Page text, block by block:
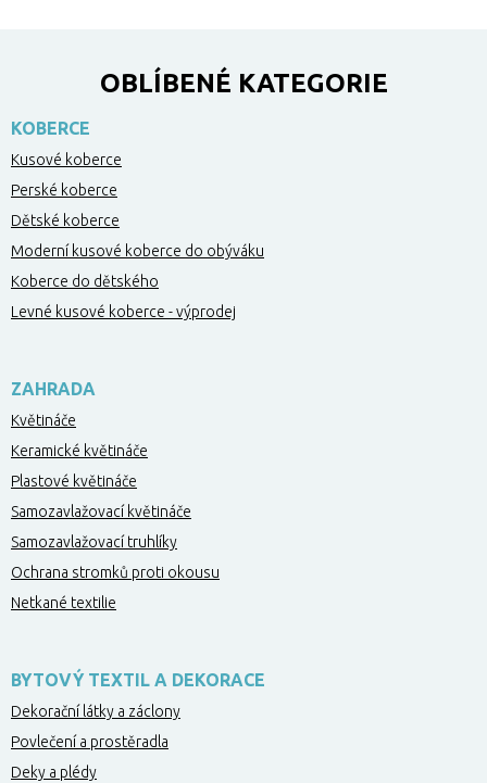
OBLÍBENÉ KATEGORIE
KOBERCE
Kusové koberce
Perské koberce
Dětské koberce
Moderní kusové koberce do obýváku
Koberce do dětského
Levné kusové koberce - výprodej
ZAHRADA
Květináče
Keramické květináče
Plastové květináče
Samozavlažovací květináče
Samozavlažovací truhlíky
Ochrana stromků proti okousu
Netkané textilie
BYTOVÝ TEXTIL A DEKORACE
Dekorační látky a záclony
Povlečení a prostěradla
Deky a plédy